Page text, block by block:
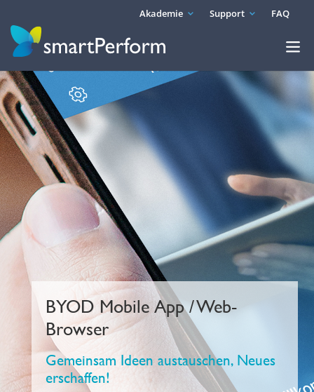
Akademie Support FAQ
BYOD Mobile App / Web-
Browser
Gemeinsam Ideen austauschen, Neues
erschaffen!